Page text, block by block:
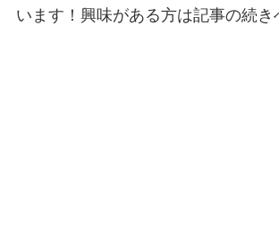
います！興味がある方は記事の続き